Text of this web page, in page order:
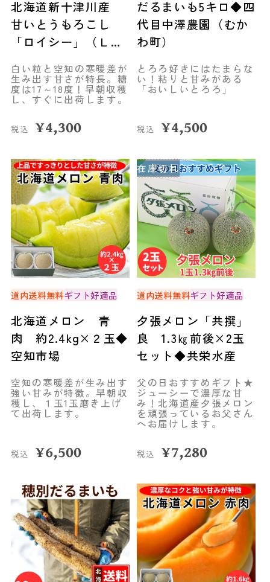
北海道新十津川産
甘いとうもろこし
「ロイシー」（Ｌサ
場
白い粒と空知の寒暖差が
生み出す甘さが特長。糖
度は17～18度！早朝収穫
し、すぐに出荷します。
税込 ¥4,300
だるまいも5キロ◆四
代目中澤農園（むか
わ町）
とろろ好きにはたまらな
い！粘りと甘みがある
「おいしいとろろ」
税込 ¥4,500
道内送料無料ギフト好適品
北海道メロン 青
肉 約2.4kg×２玉◆
空知市場
空知の寒暖差が生み出す
強い甘みが特徴。早朝収
穫し、１玉1玉磨き上げ
て出荷します。
税込 ¥6,500
在庫切れ
道内送料無料ギフト好適品
夕張メロン「共撰」
良 1.3㎏前後×2玉
セット◆共栄水産
父の日おすすめギフト★
ジューシーで濃厚な甘
み！北海道産夕張メロン
を頑張っているお父さん
へお届けします。
税込 ¥7,280